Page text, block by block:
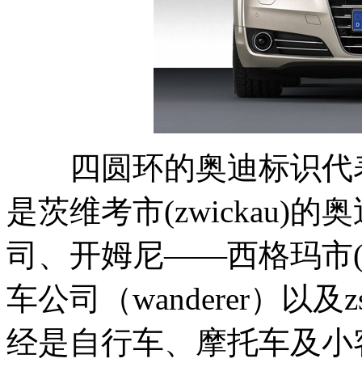
四圆环的奥迪标识代
是茨维考市(zwickau)的
司、开姆尼——西格玛市
车公司（wanderer）以及
经是自行车、摩托车及